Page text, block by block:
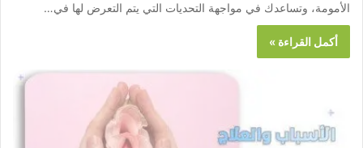
الأمومة، وتساعدك في مواجهة التحديات التي يتم التعرض لها في…
أكمل القراءة »